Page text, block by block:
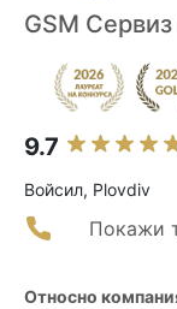
GSM
9.7
Войсил, Plovdiv
Покажи
Относно